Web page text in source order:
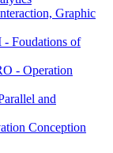
Graphic
Foudations of
- Operation
and
Conception